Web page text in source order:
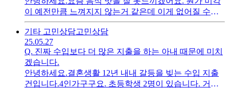
이건 회사측 입장이 맞아서 수당을 받을 수 없는게 맞을
까요??아니면 별도로 요구하여 원만하게 해결할 수 있는
좋은 방법이 있을까요?감사합니다.
그런가요?아님 성적으로 조금 이상한 생각이 들수도 있
을까요?의견 공유 좀 부탁드립니다.
이 예전만큼 느껴지지 않는거 같은데 이게 없어질 수도
있나요?미각테스트를 해보고 싶은데 어느병원으로 가야
하고 결과는 금방 나오는지 비용은 어느정도인지 궁금합
니다.
기타 고민상담고민상담
25.05.27
Q. 진짜 수입보다 더 많은 지출을 하는 아내 때문에 미치
겠습니다.
안녕하세요.결혼생활 12년 내내 갈등을 빚는 수입 지출
건입니다.4인가구구요. 초등학생 2명이 있습니다. 거두